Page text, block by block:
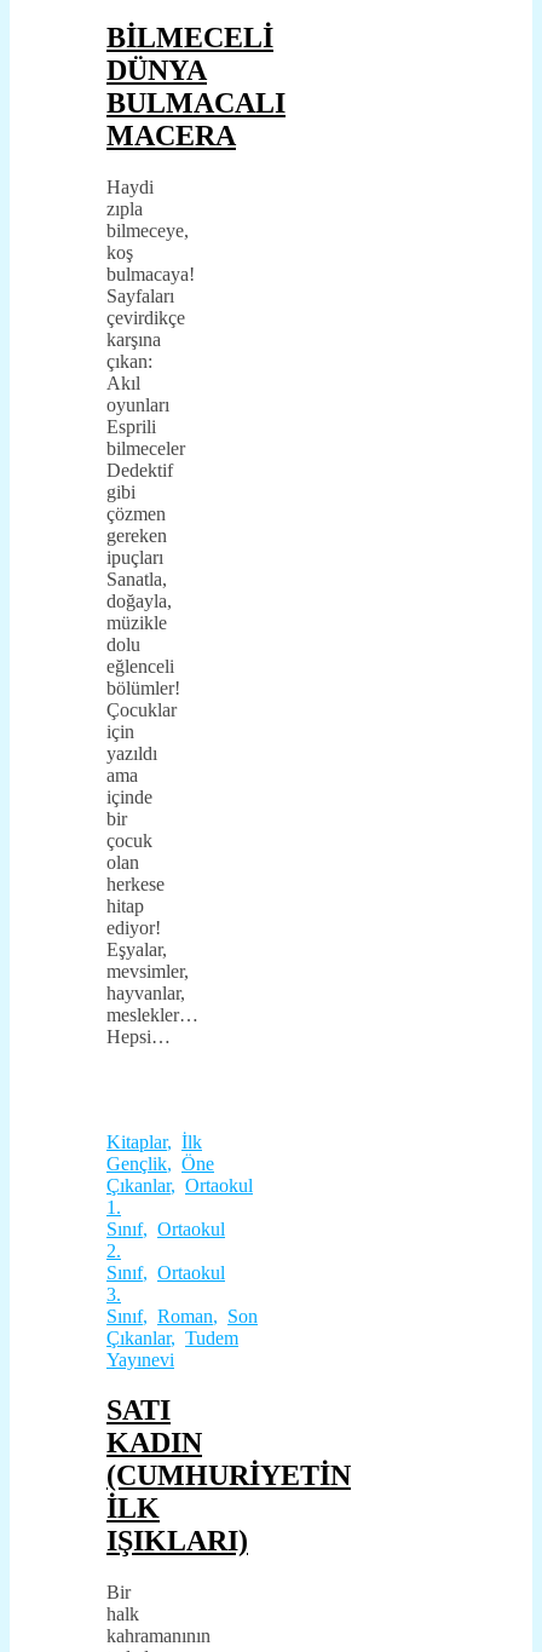
BİLMECELİ
DÜNYA
BULMACALI
MACERA
Haydi
zıpla
bilmeceye,
koş
bulmacaya!
Sayfaları
çevirdikçe
karşına
çıkan:
Akıl
oyunları
Esprili
bilmeceler
Dedektif
gibi
çözmen
gereken
ipuçları
Sanatla,
doğayla,
müzikle
dolu
eğlenceli
bölümler!
Çocuklar
için
yazıldı
ama
içinde
bir
çocuk
olan
herkese
hitap
ediyor!
Eşyalar,
mevsimler,
hayvanlar,
meslekler…
Hepsi…
Kitaplar, İlk
Gençlik, Öne
Çıkanlar, Ortaokul
1.
Sınıf, Ortaokul
2.
Sınıf, Ortaokul
3.
Sınıf, Roman, Son
Çıkanlar, Tudem
Yayınevi
SATI
KADIN
(CUMHURİYETİN
İLK
IŞIKLARI)
Bir
halk
kahramanının